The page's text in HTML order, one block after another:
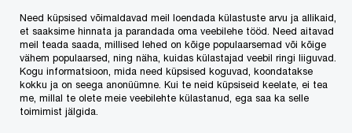
Advokaadibüroo PwC Legal Eesti 2021. aasta
kaalukamad projektid
Need küpsised võimaldavad meil loendada külastuste arvu ja allikaid,
et saaksime hinnata ja parandada oma veebilehe tööd. Need aitavad
meil teada saada, millised lehed on kõige populaarsemad või kõige
vähem populaarsed, ning näha, kuidas külastajad veebil ringi liiguvad.
Kogu informatsioon, mida need küpsised koguvad, koondatakse
kokku ja on seega anonüümne. Kui te neid küpsiseid keelate, ei tea
me, millal te olete meie veebilehte külastanud, ega saa ka selle
toimimist jälgida.